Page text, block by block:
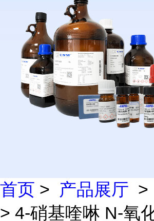
首页 > 产品展厅 >
> 4-硝基喹啉 N-氧